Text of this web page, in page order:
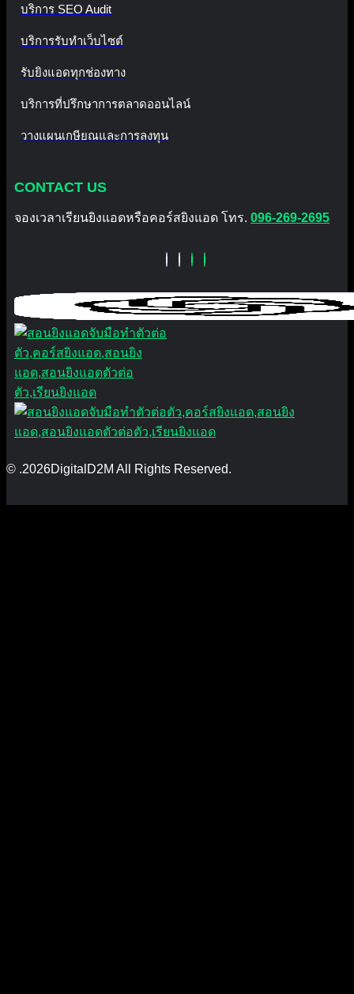
บริการ SEO Audit
บริการรับทำเว็บไซต์
รับยิงแอดทุกช่องทาง
บริการที่ปรึกษาการตลาดออนไลน์
วางแผนเกษียณและการลงทุน
CONTACT US
จองเวลาเรียนยิงแอดหรือคอร์สยิงแอด โทร. 096-269-2695
© .2026DigitalD2M All Rights Reserved.